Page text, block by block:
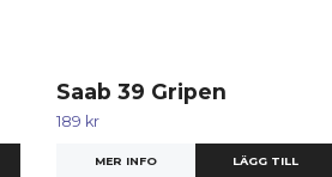
Saab 39 Gripen
189 kr
MER INFO LÄGG TILL